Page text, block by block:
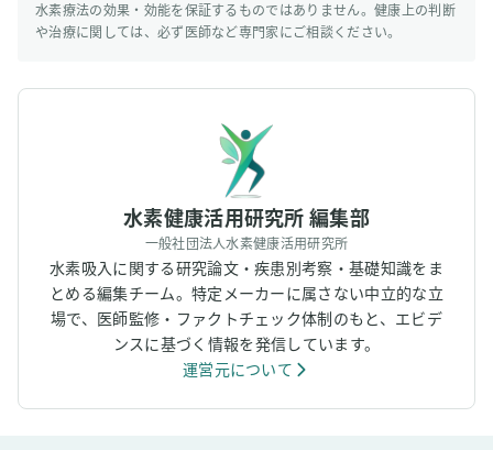
水素療法の効果・効能を保証するものではありません。健康上の判断
や治療に関しては、必ず医師など専門家にご相談ください。
水素健康活用研究所 編集部
一般社団法人水素健康活用研究所
水素吸入に関する研究論文・疾患別考察・基礎知識をま
とめる編集チーム。特定メーカーに属さない中立的な立
場で、医師監修・ファクトチェック体制のもと、エビデ
ンスに基づく情報を発信しています。
運営元について